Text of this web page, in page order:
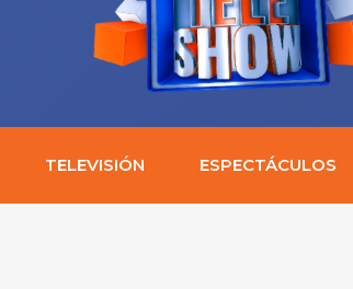
TELEVISIÓN ESPECTÁCULOS